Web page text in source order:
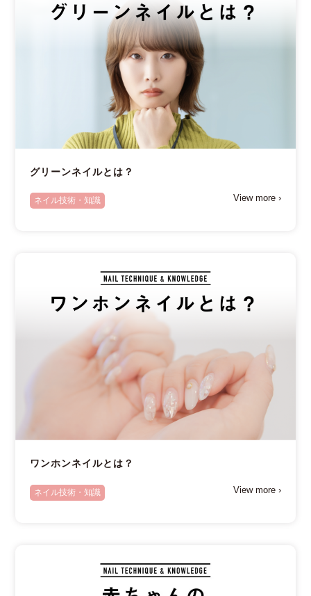
グリーンネイルとは？
ネイル技術・知識 View more ›
ワンホンネイルとは？
ネイル技術・知識 View more ›